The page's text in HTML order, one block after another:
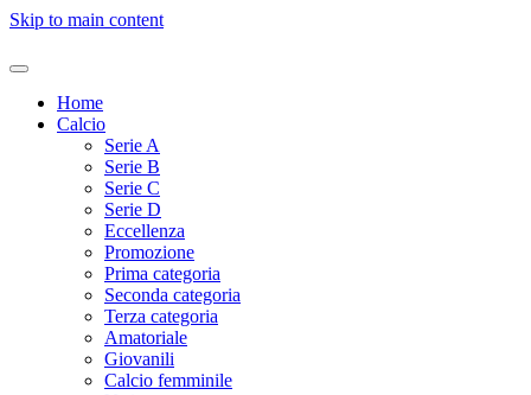
Skip to main content
Home
Calcio
Serie A
Serie B
Serie C
Serie D
Eccellenza
Promozione
Prima categoria
Seconda categoria
Terza categoria
Amatoriale
Giovanili
Calcio femminile